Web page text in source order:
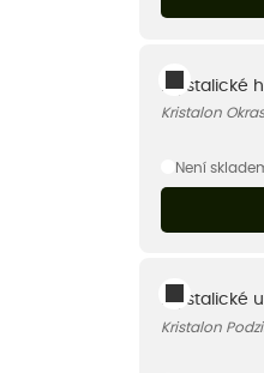
Krystalické
Kristalon
Není
Krystalické
Kristalon